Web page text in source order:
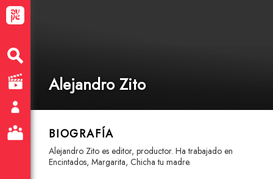
Alejandro Zito
BIOGRAFÍA
Alejandro Zito es editor, productor. Ha trabajado en
Encintados, Margarita, Chicha tu madre.